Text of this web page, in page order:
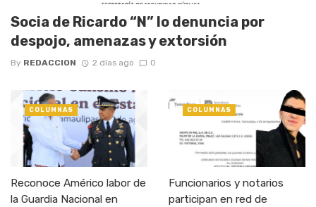
Socia de Ricardo “N” lo denuncia por
despojo, amenazas y extorsión
By REDACCION 2 días ago 0
Reconoce Américo labor de
la Guardia Nacional en
COLUMNAS
Funcionarios y notarios
participan en red de
COLUMNAS